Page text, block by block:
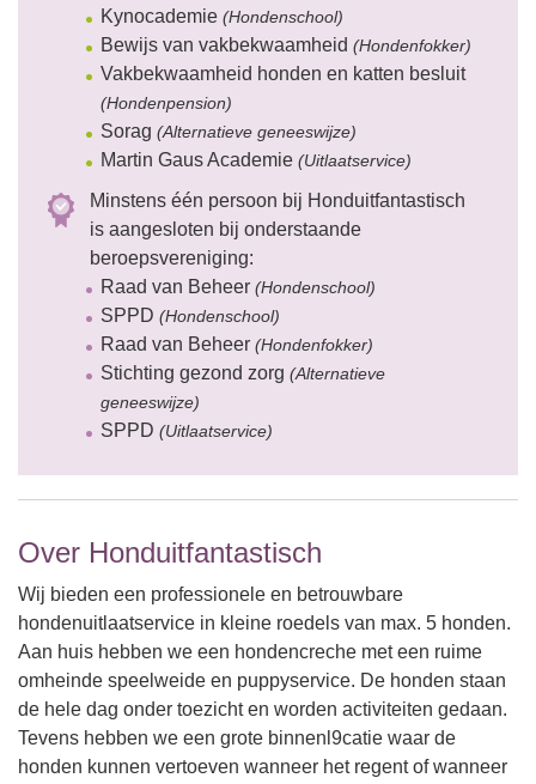
Kynocademie (Hondenschool)
Bewijs van vakbekwaamheid (Hondenfokker)
Vakbekwaamheid honden en katten besluit
(Hondenpension)
Sorag (Alternatieve geneeswijze)
Martin Gaus Academie (Uitlaatservice)
Minstens één persoon bij Honduitfantastisch
is aangesloten bij onderstaande
beroepsvereniging:
Raad van Beheer (Hondenschool)
SPPD (Hondenschool)
Raad van Beheer (Hondenfokker)
Stichting gezond zorg (Alternatieve
geneeswijze)
SPPD (Uitlaatservice)
Over Honduitfantastisch
Wij bieden een professionele en betrouwbare
hondenuitlaatservice in kleine roedels van max. 5 honden.
Aan huis hebben we een hondencreche met een ruime
omheinde speelweide en puppyservice. De honden staan
de hele dag onder toezicht en worden activiteiten gedaan.
Tevens hebben we een grote binnenl9catie waar de
honden kunnen vertoeven wanneer het regent of wanneer